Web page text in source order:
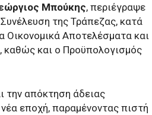
Μπούκης, περιέγραψε
της Τράπεζας, κατά
Οικονομικά Αποτελέσματα και
καθώς και ο Προϋπολογισμός
την απόκτηση άδειας
εποχή, παραμένοντας πιστή